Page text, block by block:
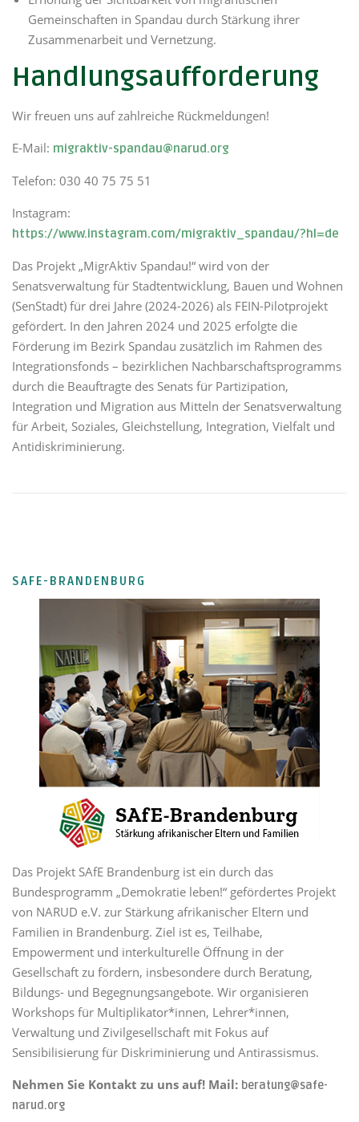
Gemeinschaften in Spandau durch Stärkung ihrer
Zusammenarbeit und Vernetzung.
Handlungsaufforderung
Wir freuen uns auf zahlreiche Rückmeldungen!
E-Mail: migraktiv-spandau@narud.org
Telefon: 030 40 75 75 51
Instagram:
https://www.instagram.com/migraktiv_spandau/?hl=de
Das Projekt „MigrAktiv Spandau!“ wird von der
Senatsverwaltung für Stadtentwicklung, Bauen und Wohnen
(SenStadt) für drei Jahre (2024-2026) als FEIN-Pilotprojekt
gefördert. In den Jahren 2024 und 2025 erfolgte die
Förderung im Bezirk Spandau zusätzlich im Rahmen des
Integrationsfonds – bezirklichen Nachbarschaftsprogramms
durch die Beauftragte des Senats für Partizipation,
Integration und Migration aus Mitteln der Senatsverwaltung
für Arbeit, Soziales, Gleichstellung, Integration, Vielfalt und
Antidiskriminierung.
SAFE-BRANDENBURG
Das Projekt SAfE Brandenburg ist ein durch das
Bundesprogramm „Demokratie leben!“ gefördertes Projekt
von NARUD e.V. zur Stärkung afrikanischer Eltern und
Familien in Brandenburg. Ziel ist es, Teilhabe,
Empowerment und interkulturelle Öffnung in der
Gesellschaft zu fördern, insbesondere durch Beratung,
Bildungs- und Begegnungsangebote. Wir organisieren
Workshops für Multiplikator*innen, Lehrer*innen,
Verwaltung und Zivilgesellschaft mit Fokus auf
Sensibilisierung für Diskriminierung und Antirassismus.
Nehmen Sie Kontakt zu uns auf! Mail: beratung@safe-
narud.org